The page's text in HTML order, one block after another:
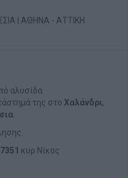
| ΑΘΗΝΑ - ΑΤΤΙΚΗ
αλυσίδα
της στο Χαλάνδρι,
κυρ Νίκος